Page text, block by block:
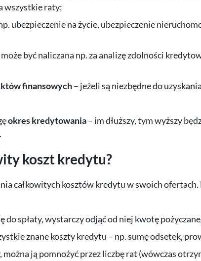
wszystkie raty;
ubezpieczenie na życie, ubezpieczenie
być naliczana np. za analizę zdolności
finansowych– jeżeli są niezbędne do
okres kredytowania– im dłuższy, tym wyższy
koszt kredytu?
całkowitych kosztów kredytu w swoich
do spłaty, wystarczy odjąć od niej kwotę
znane koszty kredytu – np. sumę odsetek,
można ją pomnożyć przez liczbę rat (wówczas